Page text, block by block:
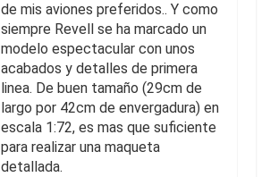
de mis aviones preferidos.. Y como
siempre Revell se ha marcado un
modelo espectacular con unos
acabados y detalles de primera
linea. De buen tamaño (29cm de
largo por 42cm de envergadura) en
escala 1:72, es mas que suficiente
para realizar una maqueta
detallada.